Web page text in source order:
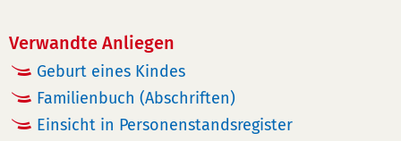
Verwandte Anliegen
Geburt eines Kindes
Familienbuch (Abschriften)
Einsicht in Personenstandsregister